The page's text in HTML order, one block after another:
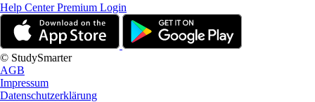
Help CenterPremium Login
© StudySmarter
AGB
Impressum
Datenschutzerklärung